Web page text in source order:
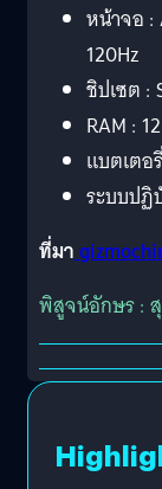
หน้าจอ :
120Hz
ชิปเซต :
RAM :
แบตเตอ
ระบบปฏิ
ที่มา
พิสูจน์อักษร :